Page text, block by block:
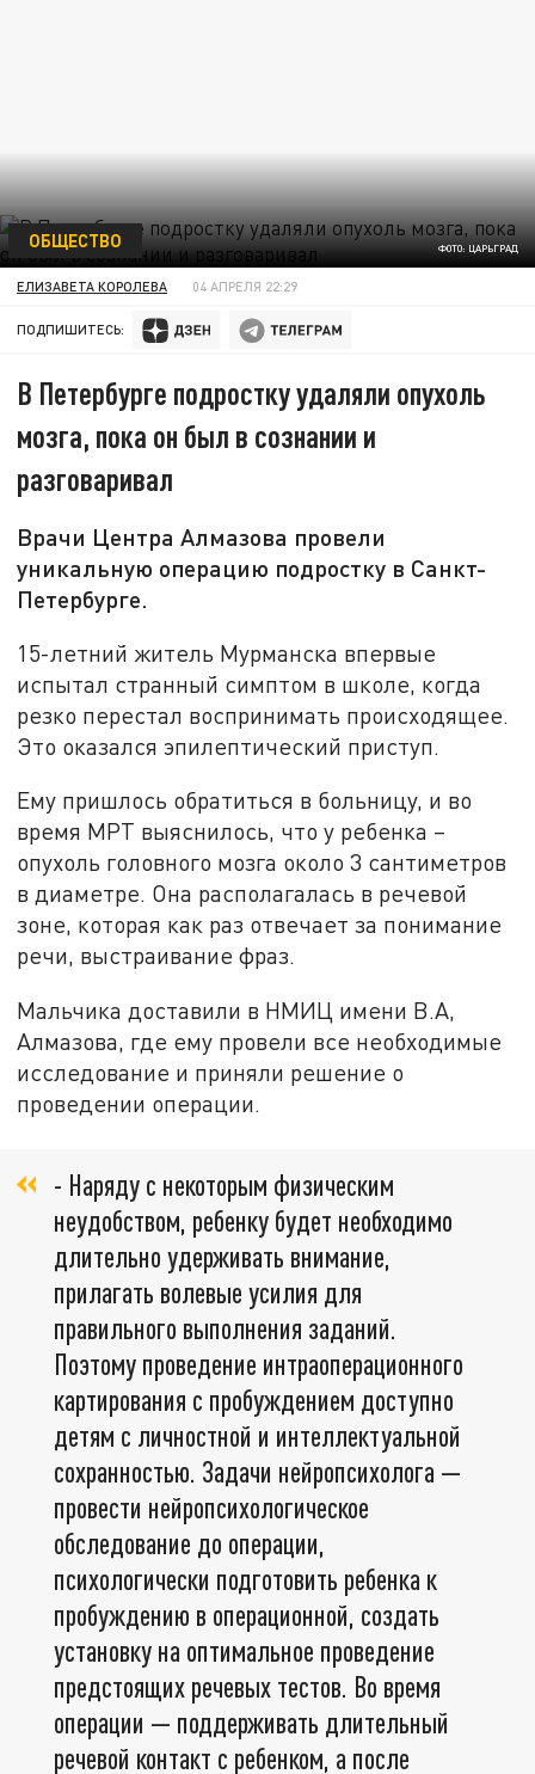
ФОТО: ЦАРЬГРАД
ОБЩЕСТВО
ЕЛИЗАВЕТА КОРОЛЕВА 04 АПРЕЛЯ 22:29
ПОДПИШИТЕСЬ:
В Петербурге подростку удаляли опухоль
мозга, пока он был в сознании и
разговаривал
Врачи Центра Алмазова провели
уникальную операцию подростку в Санкт-
Петербурге.
15-летний житель Мурманска впервые
испытал странный симптом в школе, когда
резко перестал воспринимать происходящее.
Это оказался эпилептический приступ.
Ему пришлось обратиться в больницу, и во
время МРТ выяснилось, что у ребенка –
опухоль головного мозга около 3 сантиметров
в диаметре. Она располагалась в речевой
зоне, которая как раз отвечает за понимание
речи, выстраивание фраз.
Мальчика доставили в НМИЦ имени В.А,
Алмазова, где ему провели все необходимые
исследование и приняли решение о
проведении операции.
- Наряду с некоторым физическим
неудобством, ребенку будет необходимо
длительно удерживать внимание,
прилагать волевые усилия для
правильного выполнения заданий.
Поэтому проведение интраоперационного
картирования с пробуждением доступно
детям с личностной и интеллектуальной
сохранностью. Задачи нейропсихолога —
провести нейропсихологическое
обследование до операции,
психологически подготовить ребенка к
пробуждению в операционной, создать
установку на оптимальное проведение
предстоящих речевых тестов. Во время
операции — поддерживать длительный
речевой контакт с ребенком, а после